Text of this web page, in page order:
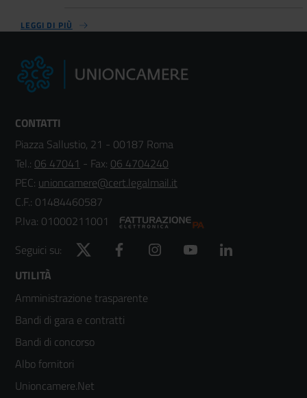
LEGGI DI PIÙ
CONTATTI
Piazza Sallustio, 21 - 00187 Roma
Tel.: 06 47041 - Fax: 06 4704240
PEC: unioncamere@cert.legalmail.it
C.F.: 01484460587
P.Iva: 01000211001
Seguici su:
Twitter Facebook Instagram YouTube
Footer
menù
colonna
2
UTILITÀ
Amministrazione trasparente
Bandi di gara e contratti
Bandi di concorso
Albo fornitori
Unioncamere.Net